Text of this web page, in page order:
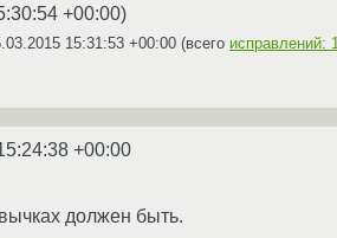
+00:00)
15:31:53 +00:00 (всего исправлений: 1
+00:00
должен быть.